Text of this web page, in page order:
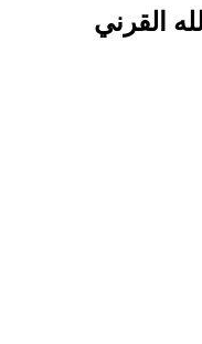
القرني